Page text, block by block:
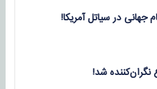
جهانی در سیاتل آمریکا!
نگران‌کننده شد!